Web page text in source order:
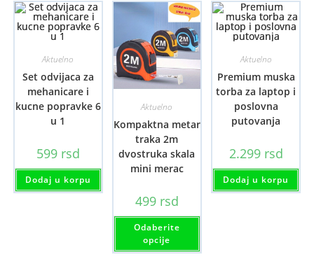
Aktuelno
Set odvijaca za
mehanicare i
kucne popravke 6
u 1
599 rsd
Dodaj u korpu
Aktuelno
Kompaktna metar
traka 2m
dvostruka skala
mini merac
499 rsd
Odaberite
opcije
Ovaj
Aktuelno
Premium muska
torba za laptop i
poslovna
putovanja
2.299 rsd
Dodaj u korpu